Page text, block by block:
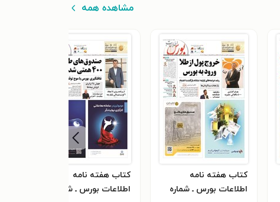
مشاهده همه
کتاب هفته نامه
اطلاعات بورس ـ شماره
کتاب هفته نامه
اطلاعات بورس ـ شماره